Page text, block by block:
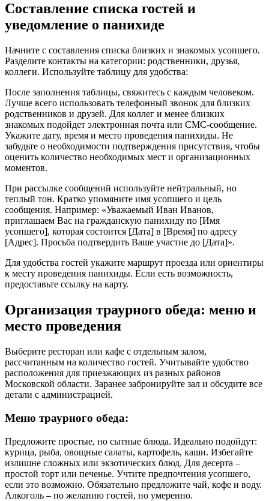
Составление списка гостей и
уведомление о панихиде
Начните с составления списка близких и знакомых усопшего.
Разделите контакты на категории: родственники, друзья,
коллеги. Используйте таблицу для удобства:
После заполнения таблицы, свяжитесь с каждым человеком.
Лучше всего использовать телефонный звонок для близких
родственников и друзей. Для коллег и менее близких
знакомых подойдет электронная почта или СМС-сообщение.
Укажите дату, время и место проведения панихиды. Не
забудьте о необходимости подтверждения присутствия, чтобы
оценить количество необходимых мест и организационных
моментов.
При рассылке сообщений используйте нейтральный, но
теплый тон. Кратко упомяните имя усопшего и цель
сообщения. Например: «Уважаемый Иван Иванов,
приглашаем Вас на гражданскую панихиду по [Имя
усопшего], которая состоится [Дата] в [Время] по адресу
[Адрес]. Просьба подтвердить Ваше участие до [Дата]».
Для удобства гостей укажите маршрут проезда или ориентиры
к месту проведения панихиды. Если есть возможность,
предоставьте ссылку на карту.
Организация траурного обеда: меню и
место проведения
Выберите ресторан или кафе с отдельным залом,
рассчитанным на количество гостей. Учитывайте удобство
расположения для приезжающих из разных районов
Московской области. Заранее забронируйте зал и обсудите все
детали с администрацией.
Меню траурного обеда:
Предложите простые, но сытные блюда. Идеально подойдут:
курица, рыба, овощные салаты, картофель, каши. Избегайте
излишне сложных или экзотических блюд. Для десерта –
простой торт или печенье. Учтите предпочтения усопшего,
если это возможно. Обязательно предложите чай, кофе и воду.
Алкоголь – по желанию гостей, но умеренно.